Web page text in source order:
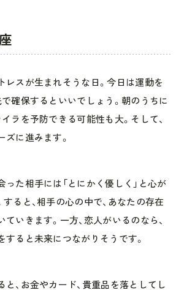
レスが生まれそうな日。今日は運動を
確保するといいでしょう。朝のうちに
ラを予防できる可能性も大。そして、
ズに進みます。
った相手には「とにかく優しく」と心が
ると、相手の心の中で、あなたの存在
いきます。一方、恋人がいるのなら、
すると未来につながりそうです。
、お金やカード、貴重品を落としてし